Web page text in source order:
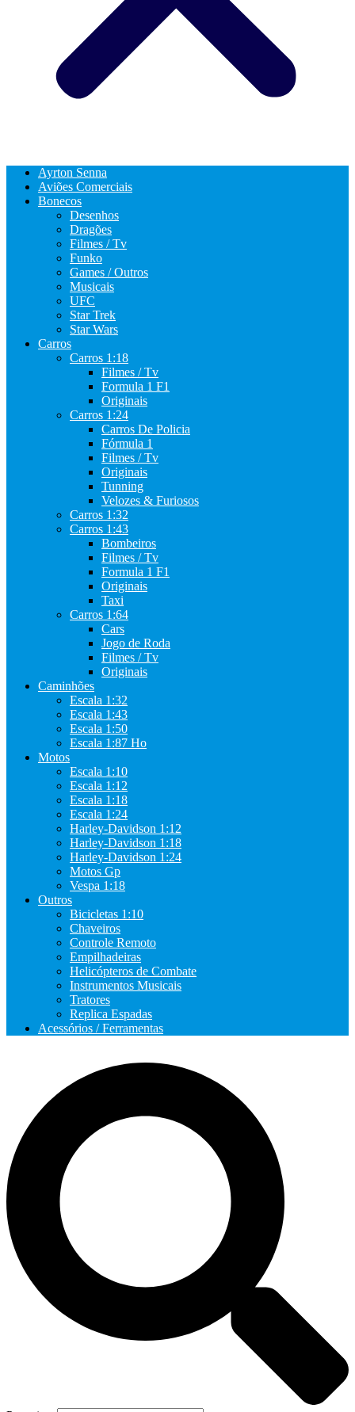
Ayrton Senna
Aviões Comerciais
Bonecos
Desenhos
Dragões
Filmes / Tv
Funko
Games / Outros
Musicais
UFC
Star Trek
Star Wars
Carros
Carros 1:18
Filmes / Tv
Formula 1 F1
Originais
Carros 1:24
Carros De Policia
Fórmula 1
Filmes / Tv
Originais
Tunning
Velozes & Furiosos
Carros 1:32
Carros 1:43
Bombeiros
Filmes / Tv
Formula 1 F1
Originais
Taxi
Carros 1:64
Cars
Jogo de Roda
Filmes / Tv
Originais
Caminhões
Escala 1:32
Escala 1:43
Escala 1:50
Escala 1:87 Ho
Motos
Escala 1:10
Escala 1:12
Escala 1:18
Escala 1:24
Harley-Davidson 1:12
Harley-Davidson 1:18
Harley-Davidson 1:24
Motos Gp
Vespa 1:18
Outros
Bicicletas 1:10
Chaveiros
Controle Remoto
Empilhadeiras
Helicópteros de Combate
Instrumentos Musicais
Tratores
Replica Espadas
Acessórios / Ferramentas